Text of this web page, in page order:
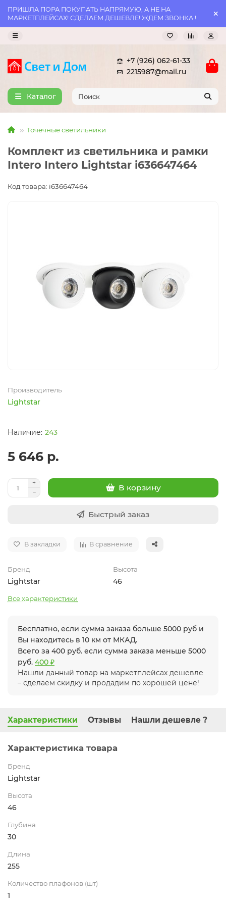
ПРИШЛА ПОРА ПОКУПАТЬ НАПРЯМУЮ, А НЕ НА
МАРКЕТПЛЕЙСАХ! СДЕЛАЕМ ДЕШЕВЛЕ! ЖДЕМ ЗВОНКА !
+7 (926) 062-61-33
2215987@mail.ru
Каталог
Точечные светильники
Комплект из светильника и рамки
Intero Intero Lightstar i636647464
Код товара: i636647464
Производитель
Lightstar
243
5 646 р.
В корзину
Быстрый заказ
В закладки В сравнение
Бренд
Lightstar
Высота
46
Все характеристики
Бесплатно, если сумма заказа больше 5000 руб и
Вы находитесь в 10 км от МКАД.
Всего за 400 руб. если сумма заказа меньше 5000
руб. 400 ₽
Нашли данный товар на маркетплейсах дешевле
– сделаем скидку и продадим по хорошей цене!
Характеристики Отзывы Нашли дешевле ?
Характеристика товара
Бренд
Lightstar
Высота
46
Глубина
30
Длина
255
Количество плафонов (шт)
1